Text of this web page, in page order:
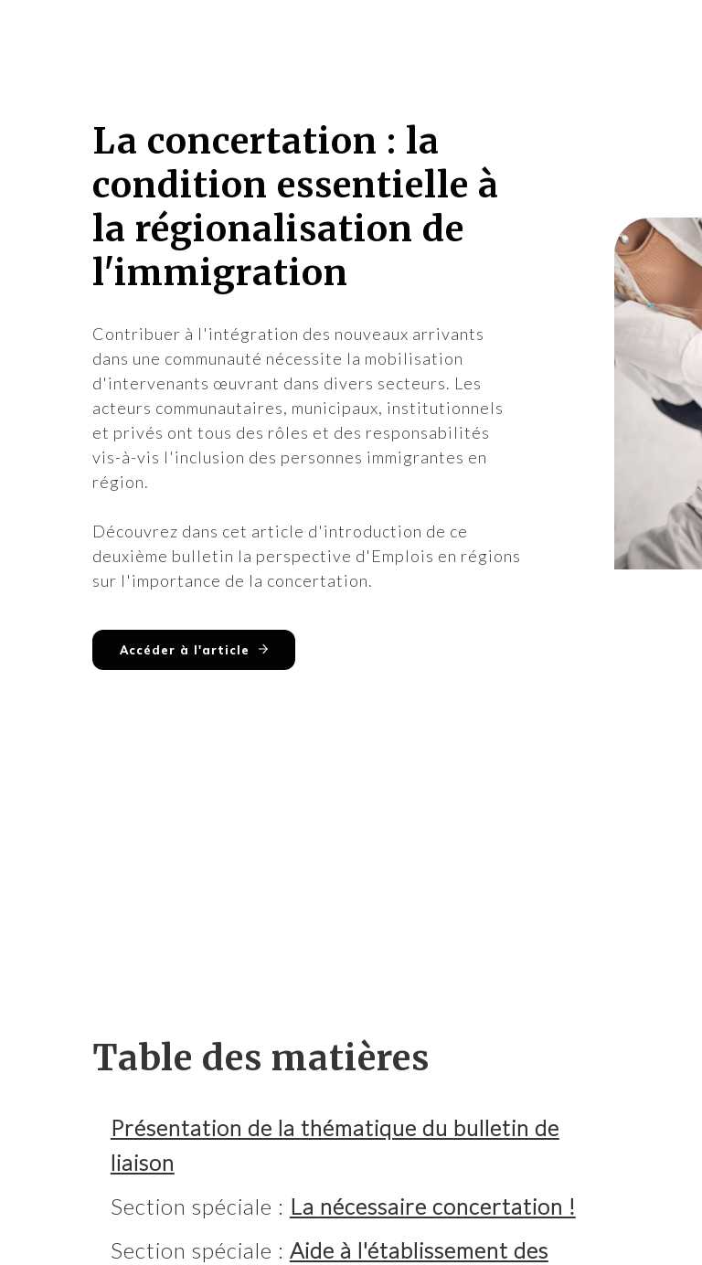
La concertation : la
condition essentielle à
la régionalisation de
l'immigration
Contribuer à l'intégration des nouveaux arrivants
dans une communauté nécessite la mobilisation
d'intervenants œuvrant dans divers secteurs. Les
acteurs communautaires, municipaux, institutionnels
et privés ont tous des rôles et des responsabilités
vis-à-vis l'inclusion des personnes immigrantes en
région.
Découvrez dans cet article d'introduction de ce
deuxième bulletin la perspective d'Emplois en régions
sur l'importance de la concertation.
Accéder à l'article
Table des matières
Présentation de la thématique du bulletin de
liaison
Section spéciale : La nécessaire concertation !
Section spéciale : Aide à l'établissement des